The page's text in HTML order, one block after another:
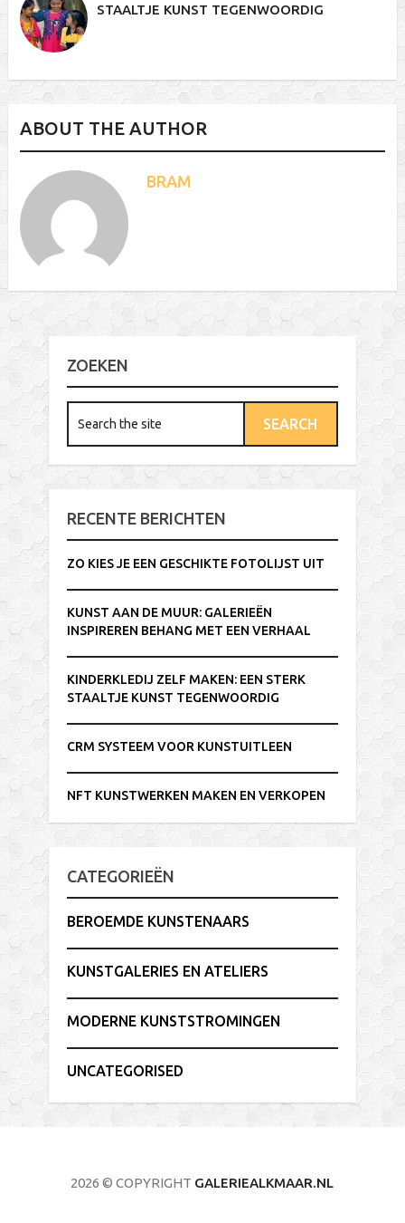
STAALTJE KUNST TEGENWOORDIG
ABOUT THE AUTHOR
BRAM
ZOEKEN
RECENTE BERICHTEN
ZO KIES JE EEN GESCHIKTE FOTOLIJST UIT
KUNST AAN DE MUUR: GALERIEËN
INSPIREREN BEHANG MET EEN VERHAAL
KINDERKLEDIJ ZELF MAKEN: EEN STERK
STAALTJE KUNST TEGENWOORDIG
CRM SYSTEEM VOOR KUNSTUITLEEN
NFT KUNSTWERKEN MAKEN EN VERKOPEN
CATEGORIEËN
BEROEMDE KUNSTENAARS
KUNSTGALERIES EN ATELIERS
MODERNE KUNSTSTROMINGEN
UNCATEGORISED
2026 © COPYRIGHT GALERIEALKMAAR.NL